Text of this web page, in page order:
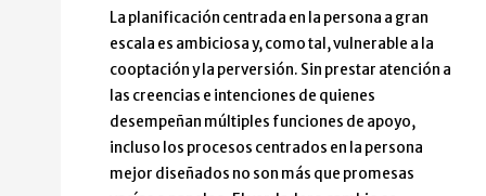
La planificación centrada en la persona a gran
escala es ambiciosa y, como tal, vulnerable a la
cooptación y la perversión. Sin prestar atención a
las creencias e intenciones de quienes
desempeñan múltiples funciones de apoyo,
incluso los procesos centrados en la persona
mejor diseñados no son más que promesas